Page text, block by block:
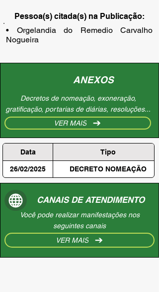
Pessoa(s) citada(s) na Publicação:
• Orgelandia do Remedio Carvalho
Nogueira
ANEXOS
Decretos de nomeação, exoneração,
gratificação, portarias de diárias, resoluções...
VER MAIS
Data Tipo
26/02/2025 DECRETO NOMEAÇÃO
CANAIS DE ATENDIMENTO
Você pode realizar manifestações nos
seguintes canais
VER MAIS